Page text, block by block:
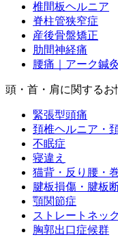
椎間板ヘルニア
脊柱管狭窄症
産後骨盤矯正
肋間神経痛
腰痛｜アーク鍼
頭・首・肩に関するお
緊張型頭痛
頚椎ヘルニア・
不眠症
寝違え
猫背・反り腰・
腱板損傷・腱板
顎関節症
ストレートネック
胸郭出口症候群